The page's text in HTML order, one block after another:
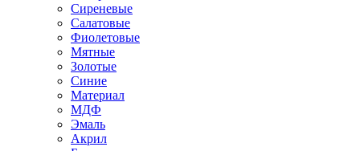
Сиреневые
Салатовые
Фиолетовые
Мятные
Золотые
Синие
Материал
МДФ
Эмаль
Акрил